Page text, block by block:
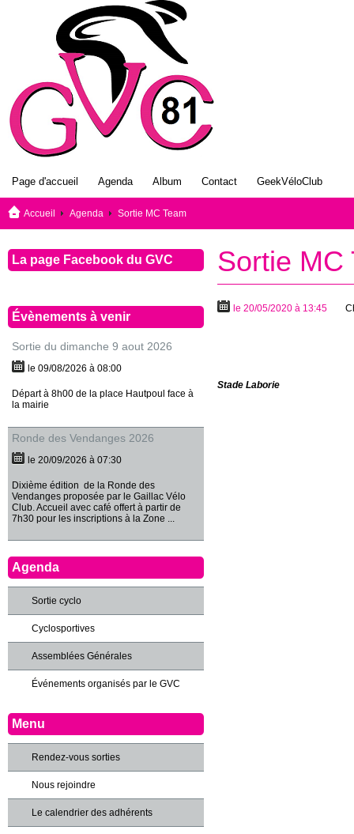
Page d'accueil Agenda Album Contact GeekVéloClub
Accueil Agenda Sortie MC Team
Sortie MC
le 20/05/2020 à 13:45
Stade Laborie
La page Facebook du GVC
Évènements à venir
Sortie du dimanche 9 aout 2026
le 09/08/2026 à 08:00
Départ à 8h00 de la place Hautpoul face à
la mairie
Ronde des Vendanges 2026
le 20/09/2026 à 07:30
Dixième édition de la Ronde des
Vendanges proposée par le Gaillac Vélo
Club. Accueil avec café offert à partir de
7h30 pour les inscriptions à la Zone ...
Agenda
Sortie cyclo
Cyclosportives
Assemblées Générales
Événements organisés par le GVC
Menu
Rendez-vous sorties
Nous rejoindre
Le calendrier des adhérents